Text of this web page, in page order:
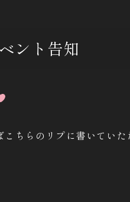
ント告知
ちらのリプに書いていた